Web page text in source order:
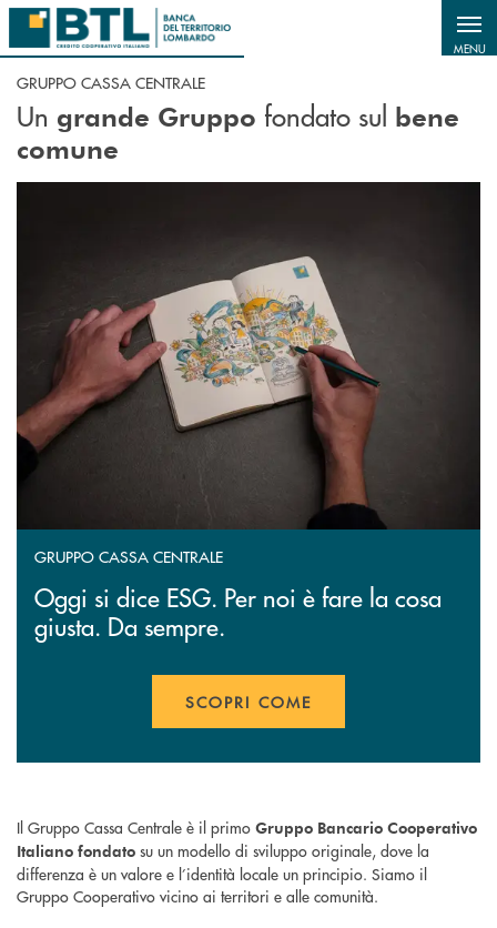
Salta al contenuto principale
MENU
GRUPPO CASSA CENTRALE
Un grande Gruppo fondato sul bene
comune
GRUPPO CASSA CENTRALE
Oggi si dice ESG. Per noi è fare la cosa
giusta. Da sempre.
SCOPRI COME
Il Gruppo Cassa Centrale è il primo Gruppo Bancario Cooperativo
Italiano fondato su un modello di sviluppo originale, dove la
differenza è un valore e l’identità locale un principio. Siamo il
Gruppo Cooperativo vicino ai territori e alle comunità.